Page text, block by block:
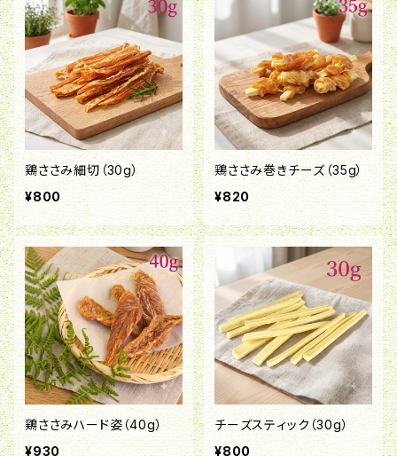
鶏ささみ細切（30g）
¥800
鶏ささみ巻きチーズ（35g）
¥820
鶏ささみハード姿（40g）
¥930
チーズスティック（30g）
¥800